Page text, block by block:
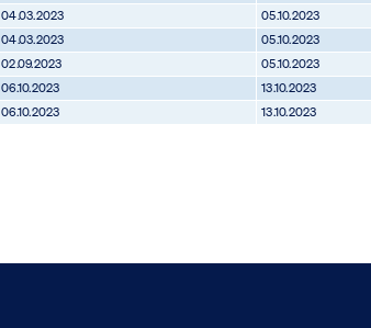
04.03.2023
05.10.2023
04.03.2023
05.10.2023
02.09.2023
05.10.2023
06.10.2023
13.10.2023
06.10.2023 13.10.2023